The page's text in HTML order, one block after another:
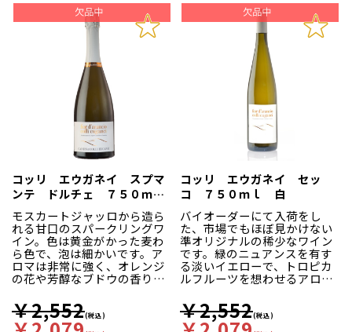
ワイン産地であったエトナの
可能性を感じ、高品質ワイン
を目指し、優れた畑を購入し
ていく』 その際、醸造家とし
て抜擢されたのがサルヴォ・
フォーティでした。ジュゼッ
ペは薬剤関係で成功しました
が、仕事を辞め、醸造所も新
設し、のめり込みます。 『今
ではエトナは有名になりまし
たが、当時は安ワインの産
地。初めて高品質ワインを造
ったのはベナンティでした。
エトナの歴史はベナンティの
歴史でもあるのです』 エトナ
の独特の黒色火山岩はアルカ
リ性が強く、PHが低い。更
に、山の斜面の日照量と海の
影響を受け、偉大な赤ワイン
を産する条件が全て揃ってい
たのです。
『赤ワインだけでなく、東部
のミロは日照が少なく、冷涼
萄は完熟する。偉大な白ワイ
ン造りに必要な要素を持って
ラ」」といったシチーリアの
地ブドウに加え、「シャルド
ネ」や「カベルネ・ソーヴィ
ニヨン」といった国際品種
で、それぞれの個性がしっか
り表現されたワインを造って
フェウド・アランチョはシ
チーリアというイタリアの中
でも特に自然環境に恵まれた
土地と、最先端の設備と技術
を集結させた新進気鋭のワイ
ナリー。1,000haという広大
な畑を有しながらひとつひと
つの区画に適した栽培方法・
醸造方法を採用するなど、徹
底した品質向上努力を惜しま
ず実践しています。その結果
実現された素晴らしいコスト
パフォーマンスによって、ア
メリカで最も売れているシチ
ーリアワインであり、世界的
に認められている、今大注目
イタリアの中でも最も大きい
州、シチーリア州。
コッリ エウガネイ スプマ
ンテ ドルチェ ７５０ｍ
ｌ 白
モスカートジャッロから造ら
れる甘口のスパークリングワ
イン。色は黄金がかった麦わ
ら色で、泡は細かいです。ア
ロマは非常に強く、オレンジ
の花や芳醇なブドウの香りが
感じられます。自然な甘さで
風味は心地よく、フレッシュ
で爽やかな味わいです。チー
ズケーキや桃、デザートとの
￥2,552(税込)
コッリ エウガネイ セッ
コ ７５０ｍｌ 白
バイオーダーにて入荷をし
た、市場でもほぼ見かけない
準オリジナルの稀少なワイン
です。緑のニュアンスを有す
る淡いイエローで、トロピカ
ルフルーツを想わせるアロマ
ドライでブドウ本来の味わい
が長く続きます。
￥2,552(税込)